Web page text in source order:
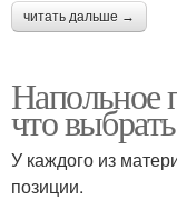
читать дальше →
Напольное
что
У каждого из
позиции.